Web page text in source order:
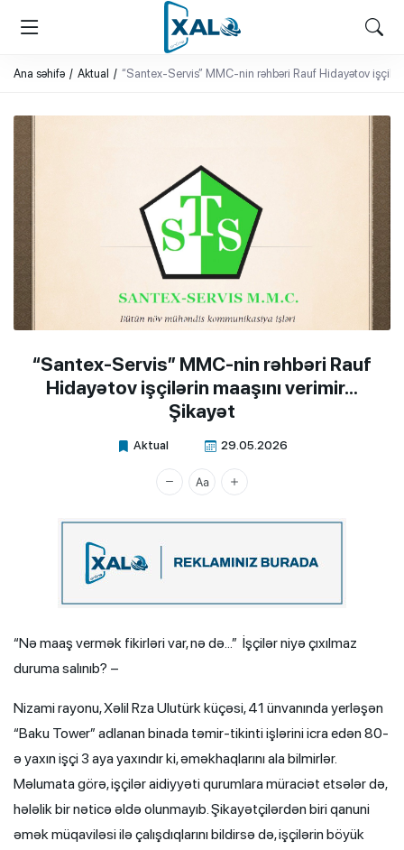
XALQ.ONLINE
ONLAYN PLATFORMA
Ana səhifə Aktual “Santex-Servis” MMC-nin rəhbəri Rauf Hidayətov
“Santex-Servis” MMC-nin rəhbəri Rauf
Hidayətov işçilərin maaşını verimir…
Şikayət
Aktual 29.05.2026
Xalq.Online
“Nə maaş vermək fikirləri var, nə də…” İşçilər niyə çıxılmaz
duruma salınıb? –
Nizami rayonu, Xəlil Rza Ulutürk küçəsi, 41 ünvanında yerləşən
“Baku Tower” adlanan binada təmir-tikinti işlərini icra edən 80-
ə yaxın işçi 3 aya yaxındır ki, əməkhaqlarını ala bilmirlər.
Məlumata görə, işçilər aidiyyəti qurumlara müraciət etsələr də,
hələlik bir nəticə əldə olunmayıb. Şikayətçilərdən biri qanuni
əmək müqaviləsi ilə çalışdıqlarını bildirsə də, işçilərin böyük